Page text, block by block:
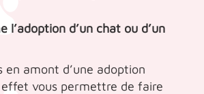
l’adoption d’un chat ou d’un
en amont d’une adoption
vous permettre de faire